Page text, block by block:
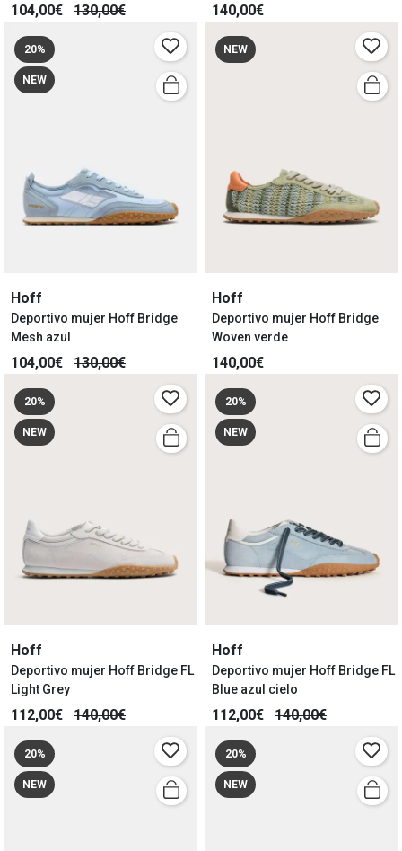
104,00€ 130,00€ 140,00€
20%
NEW
Hoff
Deportivo mujer Hoff Bridge
Mesh azul
104,00€ 130,00€
NEW
Hoff
Deportivo mujer Hoff Bridge
Woven verde
140,00€
20%
NEW
Hoff
Deportivo mujer Hoff Bridge FL
Light Grey
112,00€ 140,00€
20%
NEW
Hoff
Deportivo mujer Hoff Bridge FL
Blue azul cielo
112,00€ 140,00€
20%
NEW
20%
NEW